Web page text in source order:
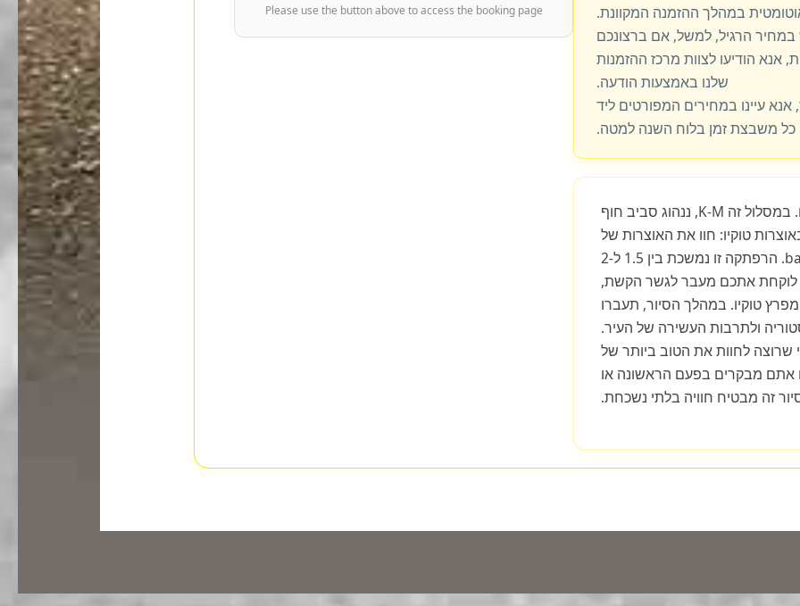
במהלך ההזמנה המקוונת.
הרגיל, למשל, אם ברצונכם
אנא הודיעו לצוות מרכז ההזמנות
שלנו באמצעות הודעה.
עיינו במחירים המפורטים ליד
כל משבצת זמן בלוח השנה למטה.
כחצי שעה עד שעתיים. במסלול זה K-M, ננהוג סביב חוף
טוקיו: חוו את האוצרות של
טוקיו בסיור טוקיוbay K-M. הרפתקה זו נמשכת בין 1.5 ל-2
לוקחת אתכם מעבר לגשר הקשת,
טוקיו. במהלך הסיור, תעברו
ולתרבות העשירה של העיר.
שרוצה לחוות את הטוב ביותר של
אתם מבקרים בפעם הראשונה או
זה מבטיח חוויה בלתי נשכחת.
Please use the button above to access the booking page